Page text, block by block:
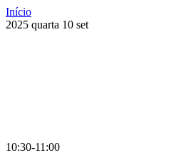
Início
2025 quarta 10 set
10:30-11:00